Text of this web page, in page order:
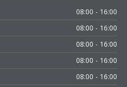
08:00 - 16:00
08:00 - 16:00
08:00 - 16:00
08:00 - 16:00
08:00 - 16:00